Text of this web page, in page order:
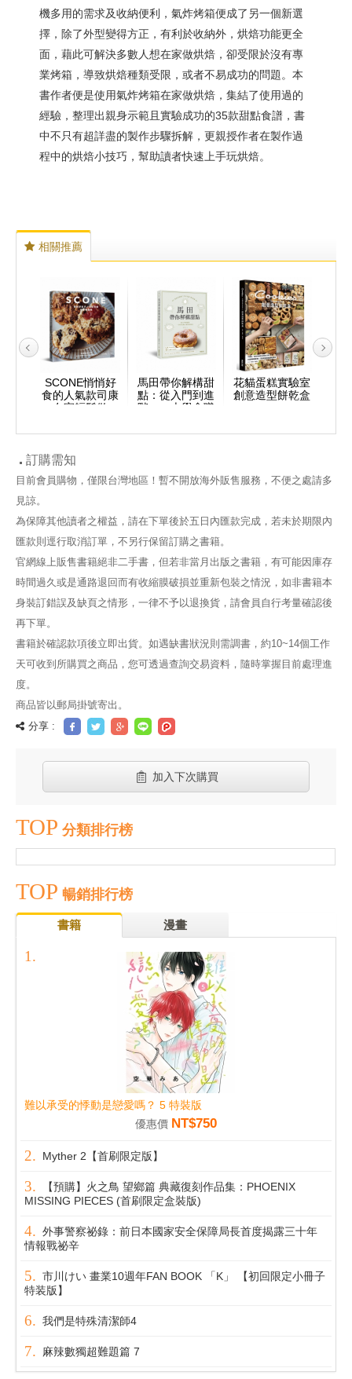
機多用的需求及收納便利，氣炸烤箱便成了另一個新選
擇，除了外型變得方正，有利於收納外，烘焙功能更全
面，藉此可解決多數人想在家做烘焙，卻受限於沒有專
業烤箱，導致烘焙種類受限，或者不易成功的問題。本
書作者便是使用氣炸烤箱在家做烘焙，集結了使用過的
經驗，整理出親身示範且實驗成功的35款甜點食譜，書
中不只有超詳盡的製作步驟拆解，更親授作者在製作過
程中的烘焙小技巧，幫助讀者快速上手玩烘焙。
相關推薦
SCONE悄悄好
食的人氣款司康
在家輕鬆做
馬田帶你解構甜
點：從入門到進
階，一本學會職
花貓蛋糕實驗室
創意造型餅乾盒
家
訂購需知
目前會員購物，僅限台灣地區！暫不開放海外販售服務，不便之處請多
見諒。
為保障其他讀者之權益，請在下單後於五日內匯款完成，若未於期限內
匯款則逕行取消訂單，不另行保留訂購之書籍。
官網線上販售書籍絕非二手書，但若非當月出版之書籍，有可能因庫存
時間過久或是通路退回而有收縮膜破損並重新包裝之情況，如非書籍本
身裝訂錯誤及缺頁之情形，一律不予以退換貨，請會員自行考量確認後
再下單。
書籍於確認款項後立即出貨。如遇缺書狀況則需調書，約10~14個工作
天可收到所購買之商品，您可透過查詢交易資料，隨時掌握目前處理進
度。
商品皆以郵局掛號寄出。
分享 :
加入下次購買
TOP 分類排行榜
TOP 暢銷排行榜
書籍 漫畫
難以承受的悸動是戀愛嗎？ 5 特裝版
優惠價 NT$750
Myther 2【首刷限定版】
【預購】火之鳥 望鄉篇 典藏復刻作品集：PHOENIX
MISSING PIECES (首刷限定盒裝版)
外事警察祕錄：前日本國家安全保障局長首度揭露三十年
情報戰祕辛
市川けい 畫業10週年FAN BOOK 「K」 【初回限定小冊子
特装版】
我們是特殊清潔師4
麻辣數獨超難題篇 7